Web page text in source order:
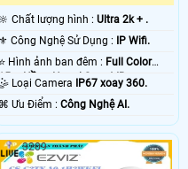
🔆 Chất lượng hình :Ultra 2k + .
⚜️ Công Nghệ Sử Dụng :
IP Wifi.
⭐ Hình ảnh ban đêm : Full Color
15m Hồng Ngoại Smart IR.
🤹 Loại Camera
IP67 xoay 360.
️⌘ Ưu Điểm :Công Nghệ AI.
3209